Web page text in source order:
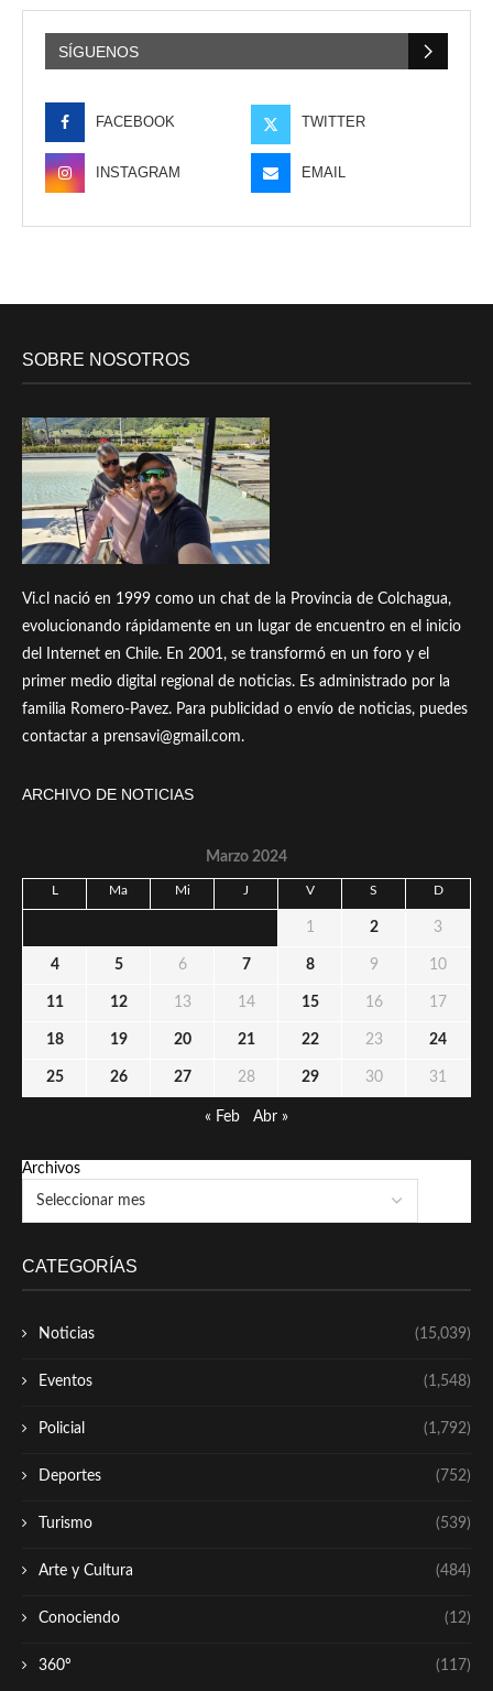
SÍGUENOS
FACEBOOK TWITTER
INSTAGRAM EMAIL
SOBRE NOSOTROS
Vi.cl nació en 1999 como un chat de la Provincia de Colchagua,
evolucionando rápidamente en un lugar de encuentro en el inicio
del Internet en Chile. En 2001, se transformó en un foro y el
primer medio digital regional de noticias. Es administrado por la
familia Romero-Pavez. Para publicidad o envío de noticias, puedes
contactar a prensavi@gmail.com.
ARCHIVO DE NOTICIAS
Marzo 2024
L Ma Mi J V S D
1 2 3
4 5 6 7 8 9 10
11 12 13 14 15 16 17
18 19 20 21 22 23 24
25 26 27 28 29 30 31
« Feb Abr »
Archivos
CATEGORÍAS
Noticias (15,039)
Eventos (1,548)
Policial (1,792)
Deportes (752)
Turismo (539)
Arte y Cultura (484)
Conociendo (12)
360º (117)